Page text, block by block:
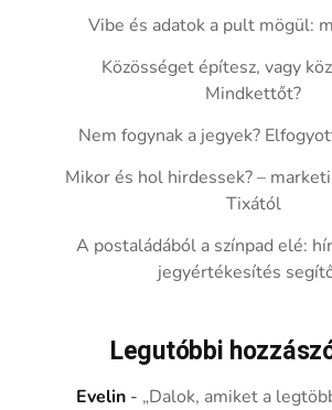
Vibe és adatok a pult mögül:
Közösséget építesz, vagy
Mindkettőt?
Nem fogynak a jegyek?
Mikor és hol hirdessek? –
Tixától
A postaládából a színpad elé:
jegyértékesítés
Legutóbbi
Evelin - „Dalok, amiket a